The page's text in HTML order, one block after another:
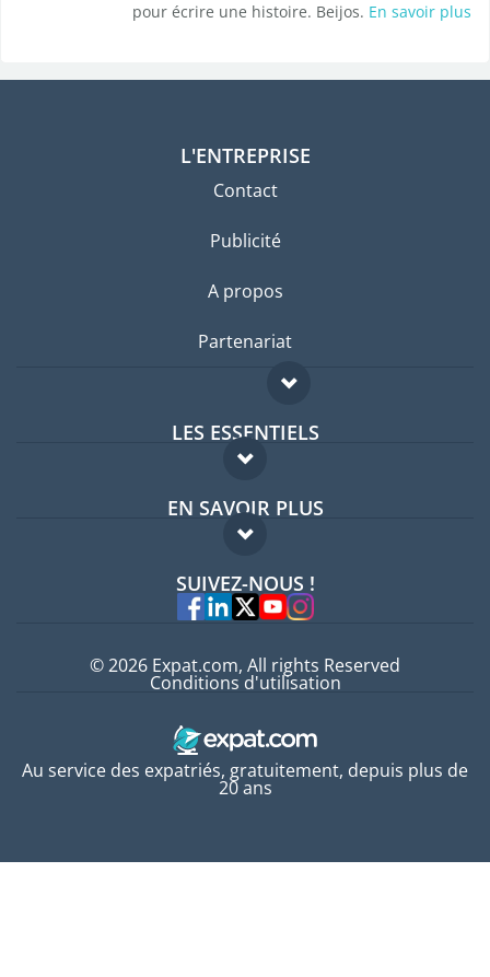
pour écrire une histoire. Beijos. En savoir plus
L'ENTREPRISE
Contact
Publicité
A propos
Partenariat
LES ESSENTIELS
Forum expatriés
Guides pays
EN SAVOIR PLUS
FAQ
Experts
SUIVEZ-NOUS !
Au service des expatriés, gratuitement, depuis plus de
20 ans
© 2026 Expat.com, All rights Reserved
Conditions d'utilisation